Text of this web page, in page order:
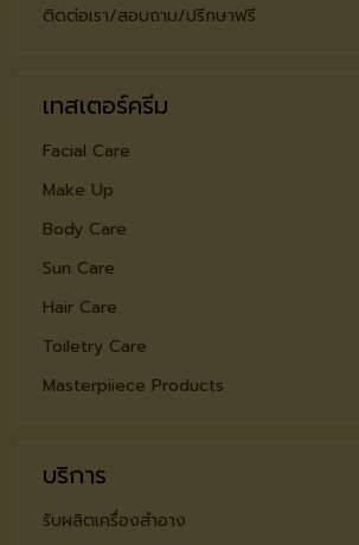
ติดต่อเรา/สอบถาม/ปรีกษาฟรี
เทสเตอร์ครีม
Facial Care
Make Up
Body Care
Sun Care
Hair Care
Toiletry Care
Masterpiiece Products
บริการ
รับผลิตเครื่องสำอาง